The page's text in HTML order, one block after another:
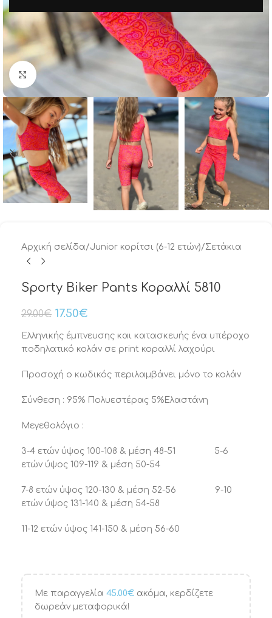
Μεγέθυνση
Αρχική σελίδα/Junior κορίτσι (6-12 ετών)/Σετάκια
Sporty Biker Pants Κοραλλί 5810
29.00€ 17.50€
Ελληνικής έμπνευσης και κατασκευής ένα υπέροχο
ποδηλατικό κολάν σε print κοραλλί λαχούρι
Προσοχή ο κωδικός περιλαμβάνει μόνο το κολάν
Σύνθεση : 95% Πολυεστέρας 5%Ελαστάνη
Μεγεθολόγιο :
3-4 ετών ύψος 100-108 & μέση 48-51 5-6
ετών ύψος 109-119 & μέση 50-54
7-8 ετών ύψος 120-130 & μέση 52-56 9-10
ετών ύψος 131-140 & μέση 54-58
11-12 ετών ύψος 141-150 & μέση 56-60
Με παραγγελία 45.00€ ακόμα, κερδίζετε
δωρεάν μεταφορικά!